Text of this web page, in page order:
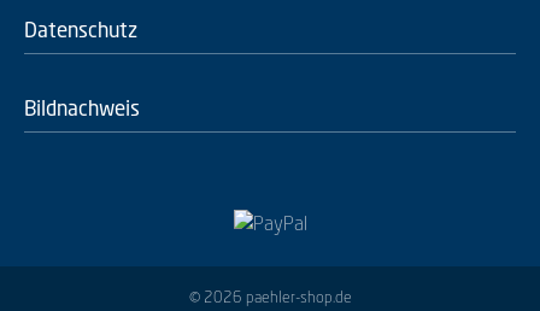
Datenschutz
Bildnachweis
© 2026 paehler-shop.de